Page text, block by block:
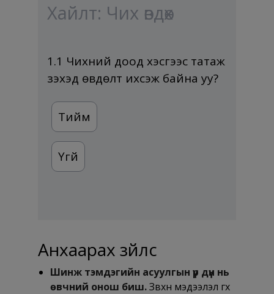
Хайлт: Чих өвдөх
1.1 Чихний доод хэсгээс татаж
үзэхэд өвдөлт ихсэж байна уу?
Тийм
Үгүй
Анхаарах зүйлс
Шинж тэмдэгийн асуулгын үр дүн нь
өвчний онош биш.Зөвхөн мэдээлэл өгөх